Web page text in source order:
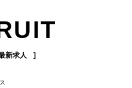
新求人